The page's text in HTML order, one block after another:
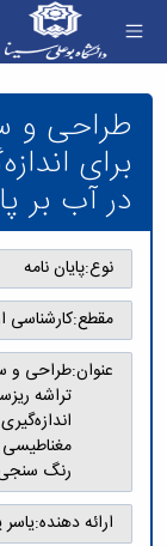
اندازه‌گیری
سنجی -
طراحی و
برای
در آب بر
نوع:پایان نامه
مقطع:کارشناسی
عنوان:طراحی و
تراشه
مغناطیسی
رنگ
ارائه دهنده: